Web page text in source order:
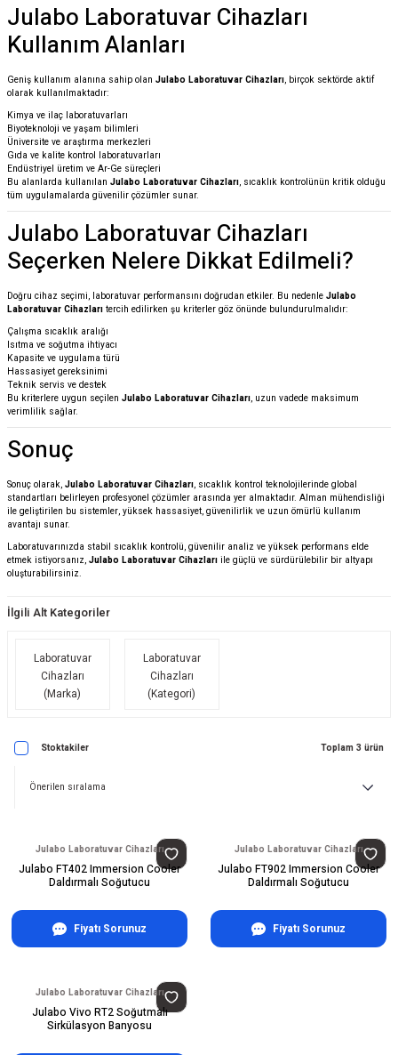
Julabo Laboratuvar Cihazları
Kullanım Alanları
Geniş kullanım alanına sahip olan Julabo Laboratuvar Cihazları, birçok sektörde aktif
olarak kullanılmaktadır:
Kimya ve ilaç laboratuvarları
Biyoteknoloji ve yaşam bilimleri
Üniversite ve araştırma merkezleri
Gıda ve kalite kontrol laboratuvarları
Endüstriyel üretim ve Ar-Ge süreçleri
Bu alanlarda kullanılan Julabo Laboratuvar Cihazları, sıcaklık kontrolünün kritik olduğu
tüm uygulamalarda güvenilir çözümler sunar.
Julabo Laboratuvar Cihazları
Seçerken Nelere Dikkat Edilmeli?
Doğru cihaz seçimi, laboratuvar performansını doğrudan etkiler. Bu nedenle Julabo
Laboratuvar Cihazları tercih edilirken şu kriterler göz önünde bulundurulmalıdır:
Çalışma sıcaklık aralığı
Isıtma ve soğutma ihtiyacı
Kapasite ve uygulama türü
Hassasiyet gereksinimi
Teknik servis ve destek
Bu kriterlere uygun seçilen Julabo Laboratuvar Cihazları, uzun vadede maksimum
verimlilik sağlar.
Sonuç
Sonuç olarak, Julabo Laboratuvar Cihazları, sıcaklık kontrol teknolojilerinde global
standartları belirleyen profesyonel çözümler arasında yer almaktadır. Alman mühendisliği
ile geliştirilen bu sistemler, yüksek hassasiyet, güvenilirlik ve uzun ömürlü kullanım
avantajı sunar.
Laboratuvarınızda stabil sıcaklık kontrolü, güvenilir analiz ve yüksek performans elde
etmek istiyorsanız, Julabo Laboratuvar Cihazları ile güçlü ve sürdürülebilir bir altyapı
oluşturabilirsiniz.
İlgili Alt Kategoriler
Laboratuvar
Cihazları
(Marka)
Laboratuvar
Cihazları
(Kategori)
Stoktakiler Toplam 3 ürün
Julabo Laboratuvar Cihazları
Julabo FT402 Immersion Cooler
Daldırmalı Soğutucu
Fiyatı Sorunuz
Julabo Laboratuvar Cihazları
Julabo FT902 Immersion Cooler
Daldırmalı Soğutucu
Fiyatı Sorunuz
Julabo Laboratuvar Cihazları
Julabo Vivo RT2 Soğutmalı
Sirkülasyon Banyosu